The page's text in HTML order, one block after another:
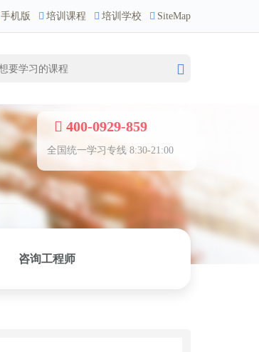
手机版 培训课程 培训学校 SiteMap
400-0929-859
全国统一学习专线 8:30-21:00
咨询工程师